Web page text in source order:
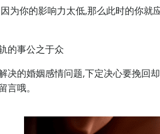
为你的影响力太低,那么此时的你
的事公之于众
决的婚姻感情问题,下定决心要挽回
言哦。